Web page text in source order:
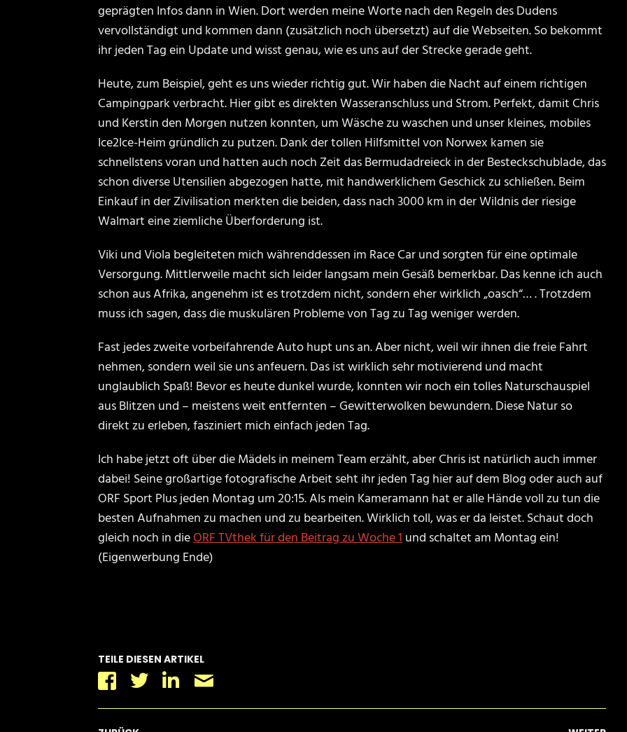
geprägten Infos dann in Wien. Dort werden meine Worte nach den Regeln des Dudens
vervollständigt und kommen dann (zusätzlich noch übersetzt) auf die Webseiten. So bekommt
ihr jeden Tag ein Update und wisst genau, wie es uns auf der Strecke gerade geht.
Heute, zum Beispiel, geht es uns wieder richtig gut. Wir haben die Nacht auf einem richtigen
Campingpark verbracht. Hier gibt es direkten Wasseranschluss und Strom. Perfekt, damit Chris
und Kerstin den Morgen nutzen konnten, um Wäsche zu waschen und unser kleines, mobiles
Ice2Ice-Heim gründlich zu putzen. Dank der tollen Hilfsmittel von Norwex kamen sie
schnellstens voran und hatten auch noch Zeit das Bermudadreieck in der Besteckschublade, das
schon diverse Utensilien abgezogen hatte, mit handwerklichem Geschick zu schließen. Beim
Einkauf in der Zivilisation merkten die beiden, dass nach 3000 km in der Wildnis der riesige
Walmart eine ziemliche Überforderung ist.
Viki und Viola begleiteten mich währenddessen im Race Car und sorgten für eine optimale
Versorgung. Mittlerweile macht sich leider langsam mein Gesäß bemerkbar. Das kenne ich auch
schon aus Afrika, angenehm ist es trotzdem nicht, sondern eher wirklich „oasch“… . Trotzdem
muss ich sagen, dass die muskulären Probleme von Tag zu Tag weniger werden.
Fast jedes zweite vorbeifahrende Auto hupt uns an. Aber nicht, weil wir ihnen die freie Fahrt
nehmen, sondern weil sie uns anfeuern. Das ist wirklich sehr motivierend und macht
unglaublich Spaß! Bevor es heute dunkel wurde, konnten wir noch ein tolles Naturschauspiel
aus Blitzen und – meistens weit entfernten – Gewitterwolken bewundern. Diese Natur so
direkt zu erleben, fasziniert mich einfach jeden Tag.
Ich habe jetzt oft über die Mädels in meinem Team erzählt, aber Chris ist natürlich auch immer
dabei! Seine großartige fotografische Arbeit seht ihr jeden Tag hier auf dem Blog oder auch auf
ORF Sport Plus jeden Montag um 20:15. Als mein Kameramann hat er alle Hände voll zu tun die
besten Aufnahmen zu machen und zu bearbeiten. Wirklich toll, was er da leistet. Schaut doch
gleich noch in dieORF TVthek für den Beitrag zu Woche 1und schaltet am Montag ein!
(Eigenwerbung Ende)
TEILE DIESEN ARTIKEL
Facebook
Twitter
Linkedin
facebookinstagramyoutube